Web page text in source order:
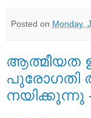
Posted on Monday,
ആത്മീയത
പുരോഗതി
നയിക്കുന്നു